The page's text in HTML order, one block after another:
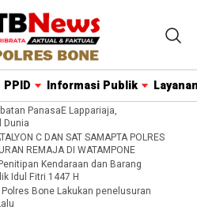
PPID Informasi Publik
PanasaE Lappariaja,
Dunia
C DAN SAT SAMAPTA POLRES
REMAJA DI WATAMPONE
Kendaraan dan Barang
Idul Fitri 1447 H
Bone Lakukan penelusuran